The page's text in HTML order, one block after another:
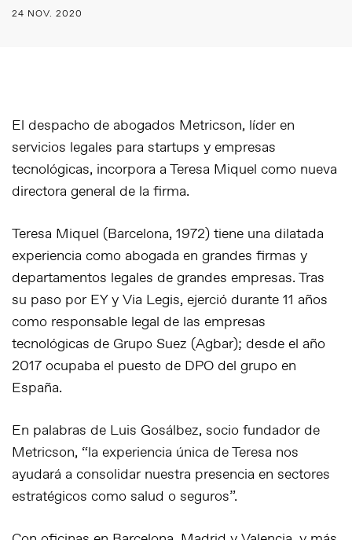
24 NOV. 2020
El despacho de abogados Metricson, líder en
servicios legales para startups y empresas
tecnológicas, incorpora a Teresa Miquel como nueva
directora general de la firma.
Teresa Miquel (Barcelona, 1972) tiene una dilatada
experiencia como abogada en grandes firmas y
departamentos legales de grandes empresas. Tras
su paso por EY y Via Legis, ejerció durante 11 años
como responsable legal de las empresas
tecnológicas de Grupo Suez (Agbar); desde el año
2017 ocupaba el puesto de DPO del grupo en
España.
En palabras de Luis Gosálbez, socio fundador de
Metricson, “la experiencia única de Teresa nos
ayudará a consolidar nuestra presencia en sectores
estratégicos como salud o seguros”.